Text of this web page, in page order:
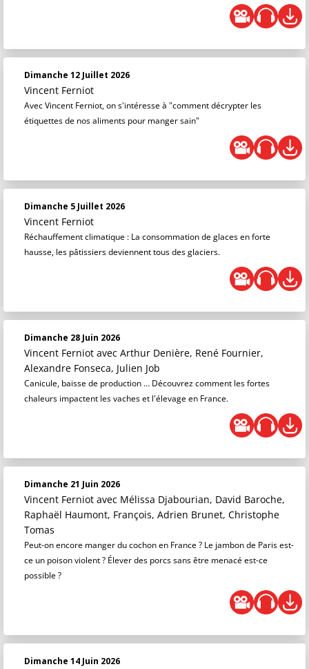
Dimanche 12 Juillet 2026
Vincent Ferniot
Avec Vincent Ferniot, on s'intéresse à "comment décrypter les
étiquettes de nos aliments pour manger sain"
Dimanche 5 Juillet 2026
Vincent Ferniot
Réchauffement climatique : La consommation de glaces en forte
hausse, les pâtissiers deviennent tous des glaciers.
Dimanche 28 Juin 2026
Vincent Ferniot avec Arthur Denière, René Fournier,
Alexandre Fonseca, Julien Job
Canicule, baisse de production … Découvrez comment les fortes
chaleurs impactent les vaches et l'élevage en France.
Dimanche 21 Juin 2026
Vincent Ferniot avec Mélissa Djabourian, David Baroche,
Raphaël Haumont, François, Adrien Brunet, Christophe
Tomas
Peut-on encore manger du cochon en France ? Le jambon de Paris est-
ce un poison violent ? Élever des porcs sans être menacé est-ce
possible ?
Dimanche 14 Juin 2026